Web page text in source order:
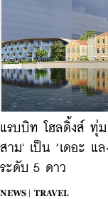
แรบบิท โฮลดิ้งส์ ทุ่ม
สาม' เป็น ’เดอะ แ
ระดับ 5 ดาว
NEWS |
TRAVEL